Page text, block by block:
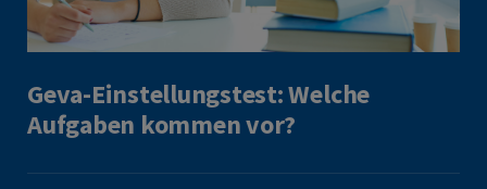
Geva-Einstellungstest: Welche
Aufgaben kommen vor?